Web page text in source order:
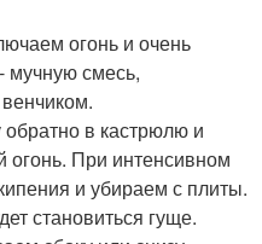
огонь и очень
мучную смесь,
в кастрюлю и
огонь. При интенсивном
и убираем с плиты.
становиться гуще.